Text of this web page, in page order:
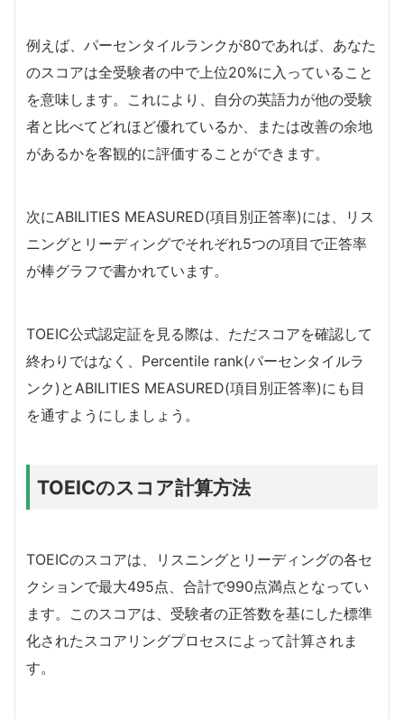
例えば、パーセンタイルランクが80であれば、あなた
のスコアは全受験者の中で上位20%に入っていること
を意味します。これにより、自分の英語力が他の受験
者と比べてどれほど優れているか、または改善の余地
があるかを客観的に評価することができます。
次にABILITIES MEASURED(項目別正答率)には、リス
ニングとリーディングでそれぞれ5つの項目で正答率
が棒グラフで書かれています。
TOEIC公式認定証を見る際は、ただスコアを確認して
終わりではなく、Percentile rank(パーセンタイルラ
ンク)とABILITIES MEASURED(項目別正答率)にも目
を通すようにしましょう。
TOEICのスコア計算方法
TOEICのスコアは、リスニングとリーディングの各セ
クションで最大495点、合計で990点満点となってい
ます。このスコアは、受験者の正答数を基にした標準
化されたスコアリングプロセスによって計算されま
す。